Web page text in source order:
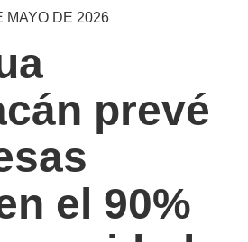
MAYO DE 2026
prevé
el 90%